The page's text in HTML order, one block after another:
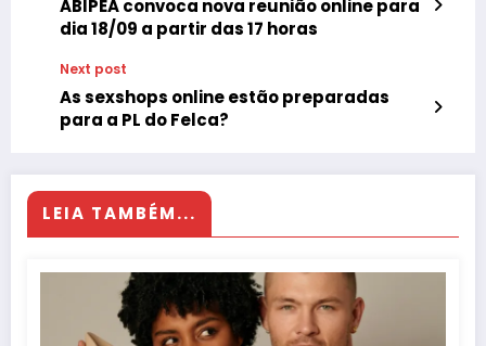
ABIPEA convoca nova reunião online para
dia 18/09 a partir das 17 horas
Next post
As sexshops online estão preparadas
para a PL do Felca?
LEIA TAMBÉM...